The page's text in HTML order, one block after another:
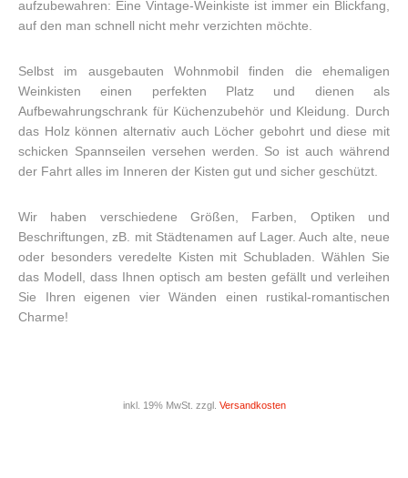
aufzubewahren: Eine Vintage-Weinkiste ist immer ein Blickfang,
auf den man schnell nicht mehr verzichten möchte.
Selbst im ausgebauten Wohnmobil finden die ehemaligen
Weinkisten einen perfekten Platz und dienen als
Aufbewahrungschrank für Küchenzubehör und Kleidung. Durch
das Holz können alternativ auch Löcher gebohrt und diese mit
schicken Spannseilen versehen werden. So ist auch während
der Fahrt alles im Inneren der Kisten gut und sicher geschützt.
Wir haben verschiedene Größen, Farben, Optiken und
Beschriftungen, zB. mit Städtenamen auf Lager. Auch alte, neue
oder besonders veredelte Kisten mit Schubladen. Wählen Sie
das Modell, dass Ihnen optisch am besten gefällt und verleihen
Sie Ihren eigenen vier Wänden einen rustikal-romantischen
Charme!
inkl. 19% MwSt. zzgl. Versandkosten